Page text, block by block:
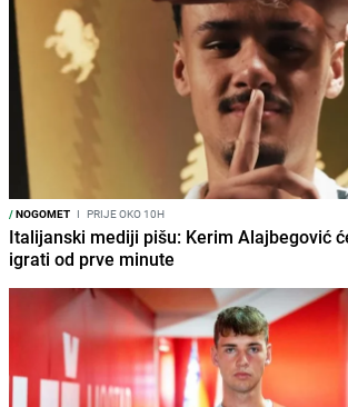
/NOGOMET I PRIJE OKO 10H
Italijanski mediji pišu: Kerim Alajbegović
igrati od prve minute